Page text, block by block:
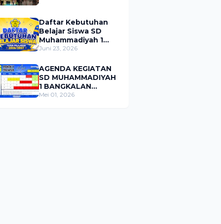
Daftar Kebutuhan
Belajar Siswa SD
Muhammadiyah 1
Bangkalan Tahun
Juni 23, 2026
AGENDA KEGIATAN
SD MUHAMMADIYAH
1 BANGKALAN
BULAN MEI 2026
Mei 01, 2026